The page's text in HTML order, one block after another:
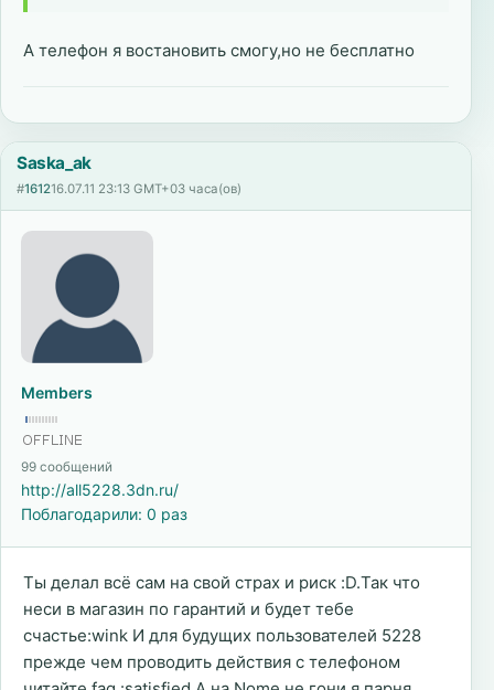
А телефон я востановить смогу,но не бесплатно
Saska_ak
#161216.07.11 23:13 GMT+03 часа(ов)
Members
99 сообщений
http://all5228.3dn.ru/
Поблагодарили: 0 раз
Ты делал всё сам на свой страх и риск :D.Так что
неси в магазин по гарантий и будет тебе
счастье:wink И для будущих пользователей 5228
прежде чем проводить действия с телефоном